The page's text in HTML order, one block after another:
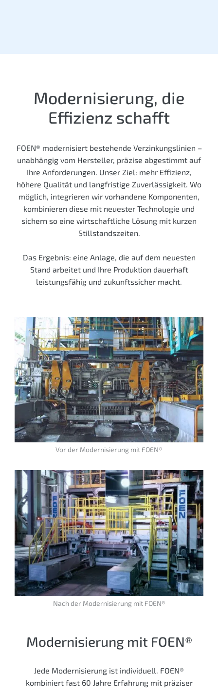
Modernisierung, die
Effizienz schafft
FOEN® modernisiert bestehende Verzinkungslinien –
unabhängig vom Hersteller, präzise abgestimmt auf
Ihre Anforderungen. Unser Ziel: mehr Effizienz,
höhere Qualität und langfristige Zuverlässigkeit. Wo
möglich, integrieren wir vorhandene Komponenten,
kombinieren diese mit neuester Technologie und
sichern so eine wirtschaftliche Lösung mit kurzen
Stillstandszeiten.
Das Ergebnis: eine Anlage, die auf dem neuesten
Stand arbeitet und Ihre Produktion dauerhaft
leistungsfähig und zukunftssicher macht.
Vor der Modernisierung mit FOEN®
Nach der Modernisierung mit FOEN®
Modernisierung mit FOEN®
Jede Modernisierung ist individuell. FOEN®
kombiniert fast 60 Jahre Erfahrung mit präziser